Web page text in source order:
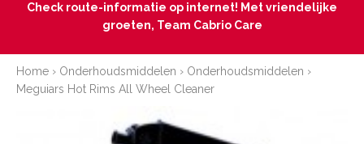
Check route-informatie op internet! Met vriendelijke
groeten, Team Cabrio Care
Home › Onderhoudsmiddelen › Onderhoudsmiddelen ›
Meguiars Hot Rims All Wheel Cleaner